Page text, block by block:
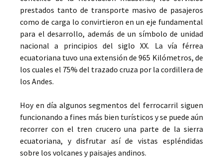
prestados tanto de transporte masivo de pasajeros
como de carga lo convirtieron en un eje fundamental
para el desarrollo, además de un símbolo de unidad
nacional a principios del siglo XX. La vía férrea
ecuatoriana tuvo una extensión de 965 Kilómetros, de
los cuales el 75% del trazado cruza por la cordillera de
los Andes.
Hoy en día algunos segmentos del ferrocarril siguen
funcionando a fines más bien turísticos y se puede aún
recorrer con el tren crucero una parte de la sierra
ecuatoriana, y disfrutar así de vistas espléndidas
sobre los volcanes y paisajes andinos.